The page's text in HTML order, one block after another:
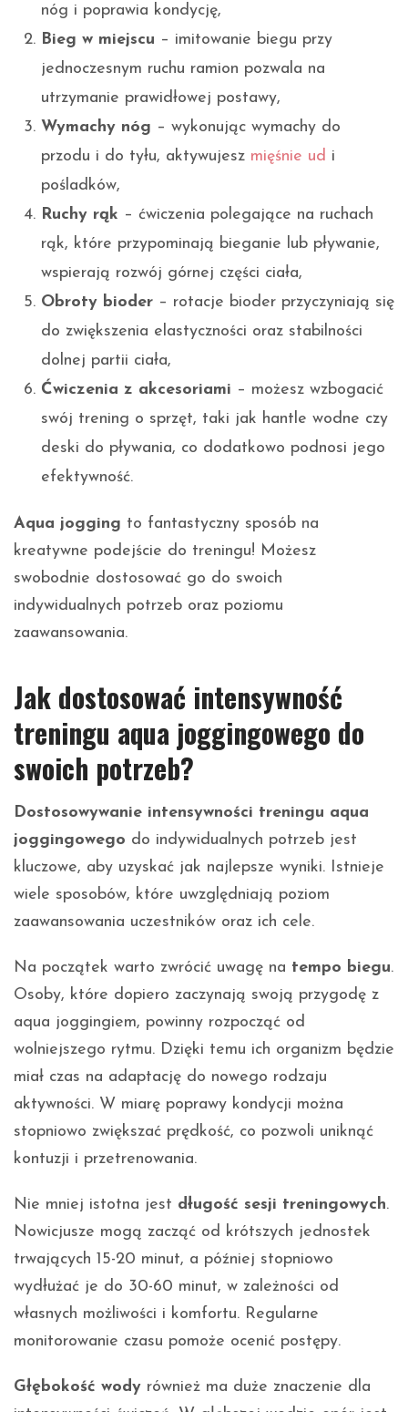
nóg i poprawia kondycję,
Bieg w miejscu – imitowanie biegu przy
jednoczesnym ruchu ramion pozwala na
utrzymanie prawidłowej postawy,
Wymachy nóg – wykonując wymachy do
przodu i do tyłu, aktywujesz mięśnie ud i
pośladków,
Ruchy rąk – ćwiczenia polegające na ruchach
rąk, które przypominają bieganie lub pływanie,
wspierają rozwój górnej części ciała,
Obroty bioder – rotacje bioder przyczyniają się
do zwiększenia elastyczności oraz stabilności
dolnej partii ciała,
Ćwiczenia z akcesoriami – możesz wzbogacić
swój trening o sprzęt, taki jak hantle wodne czy
deski do pływania, co dodatkowo podnosi jego
efektywność.
Aqua jogging to fantastyczny sposób na
kreatywne podejście do treningu! Możesz
swobodnie dostosować go do swoich
indywidualnych potrzeb oraz poziomu
zaawansowania.
Jak dostosować intensywność
treningu aqua joggingowego do
swoich potrzeb?
Dostosowywanie intensywności treningu aqua
joggingowego do indywidualnych potrzeb jest
kluczowe, aby uzyskać jak najlepsze wyniki. Istnieje
wiele sposobów, które uwzględniają poziom
zaawansowania uczestników oraz ich cele.
Na początek warto zwrócić uwagę na tempo biegu.
Osoby, które dopiero zaczynają swoją przygodę z
aqua joggingiem, powinny rozpocząć od
wolniejszego rytmu. Dzięki temu ich organizm będzie
miał czas na adaptację do nowego rodzaju
aktywności. W miarę poprawy kondycji można
stopniowo zwiększać prędkość, co pozwoli uniknąć
kontuzji i przetrenowania.
Nie mniej istotna jest długość sesji treningowych.
Nowicjusze mogą zacząć od krótszych jednostek
trwających 15-20 minut, a później stopniowo
wydłużać je do 30-60 minut, w zależności od
własnych możliwości i komfortu. Regularne
monitorowanie czasu pomoże ocenić postępy.
Głębokość wody również ma duże znaczenie dla